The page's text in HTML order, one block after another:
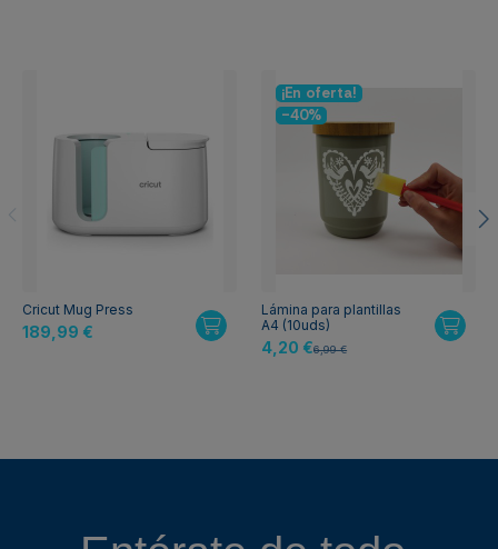
Cricut Mug Press
189,99 €
¡En oferta!
-40%
Lámina para plantillas
A4 (10uds)
4,20 €6,99 €